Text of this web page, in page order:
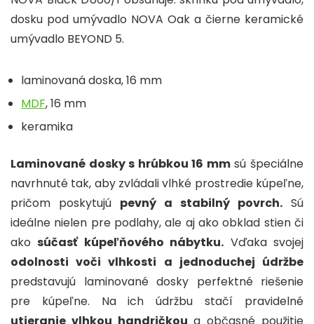
dosku pod umývadlo NOVA Oak a čierne keramické
umývadlo BEYOND 5.
laminovaná doska, 16 mm
MDF, 16 mm
keramika
Laminované dosky s hrúbkou 16 mmsú špeciálne
navrhnuté tak, aby zvládali vlhké prostredie kúpeľne,
pričom poskytujú pevný a stabilný povrch. Sú
ideálne nielen pre podlahy, ale aj ako obklad stien či
akosúčasť kúpeľňového nábytku. Vďaka svojej
odolnosti voči vlhkosti a jednoduchej údržbe
predstavujú laminované dosky perfektné riešenie
pre kúpeľne. Na ich údržbu stačí pravidelné